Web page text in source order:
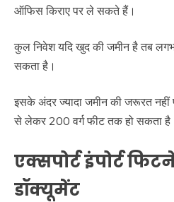
ऑफिस किराए पर ले सकते हैं।
कुल निवेश यदि खुद की जमीन है तब
सकता है।
इसके अंदर ज्यादा जमीन की जरूरत
से लेकर 200 वर्ग फीट तक हो सकता
एक्सपोर्ट इंपोर्ट
डॉक्यूमेंट